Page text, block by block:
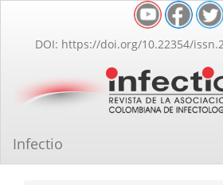
Contenido
principal
lateral
DOI: https://doi.org/10.22354/
Infectio